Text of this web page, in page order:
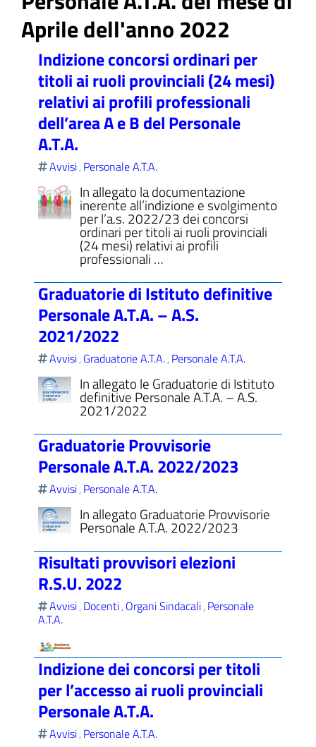
del sito
Aprile dell'anno 2022
Indizione concorsi ordinari per
titoli ai ruoli provinciali (24 mesi)
relativi ai profili professionali
dell’area A e B del Personale
A.T.A.
Avvisi, Personale A.T.A.
In allegato la documentazione
inerente all’indizione e svolgimento
per l’a.s. 2022/23 dei concorsi
ordinari per titoli ai ruoli provinciali
(24 mesi) relativi ai profili
professionali …
Graduatorie di Istituto definitive
Personale A.T.A. – A.S.
2021/2022
Avvisi, Graduatorie A.T.A., Personale A.T.A.
In allegato le Graduatorie di Istituto
definitive Personale A.T.A. – A.S.
2021/2022
Graduatorie Provvisorie
Personale A.T.A. 2022/2023
Avvisi, Personale A.T.A.
In allegato Graduatorie Provvisorie
Personale A.T.A. 2022/2023
Risultati provvisori elezioni
R.S.U. 2022
Avvisi, Docenti, Organi Sindacali, Personale
A.T.A.
Indizione dei concorsi per titoli
per l’accesso ai ruoli provinciali
Personale A.T.A.
Avvisi, Personale A.T.A.